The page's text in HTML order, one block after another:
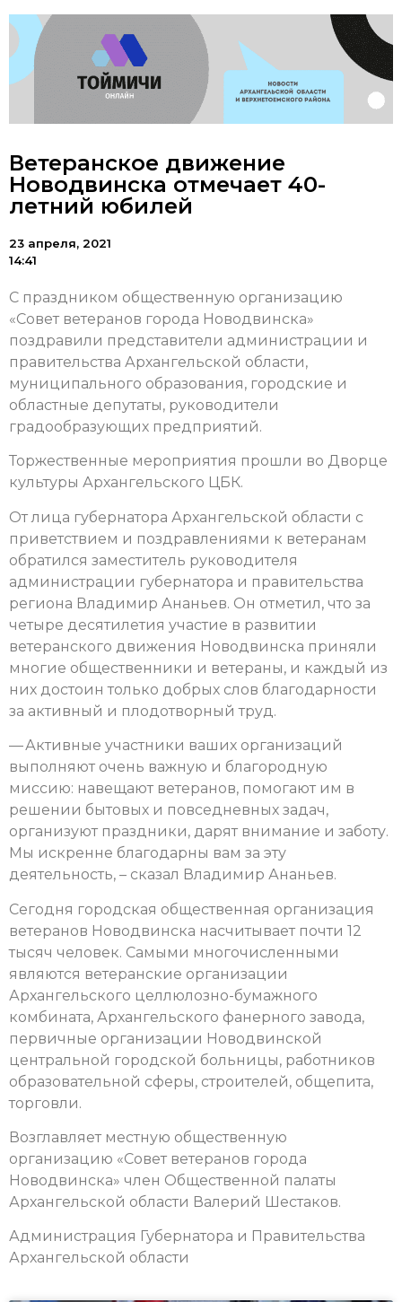
Ветеранское движение
Новодвинска отмечает 40-
летний юбилей
23 апреля, 2021
14:41
С праздником общественную организацию
«Совет ветеранов города Новодвинска»
поздравили представители администрации и
правительства Архангельской области,
муниципального образования, городские и
областные депутаты, руководители
градообразующих предприятий.
Торжественные мероприятия прошли во Дворце
культуры Архангельского ЦБК.
От лица губернатора Архангельской области с
приветствием и поздравлениями к ветеранам
обратился заместитель руководителя
администрации губернатора и правительства
региона Владимир Ананьев. Он отметил, что за
четыре десятилетия участие в развитии
ветеранского движения Новодвинска приняли
многие общественники и ветераны, и каждый из
них достоин только добрых слов благодарности
за активный и плодотворный труд.
— Активные участники ваших организаций
выполняют очень важную и благородную
миссию: навещают ветеранов, помогают им в
решении бытовых и повседневных задач,
организуют праздники, дарят внимание и заботу.
Мы искренне благодарны вам за эту
деятельность, – сказал Владимир Ананьев.
Сегодня городская общественная организация
ветеранов Новодвинска насчитывает почти 12
тысяч человек. Самыми многочисленными
являются ветеранские организации
Архангельского целлюлозно-бумажного
комбината, Архангельского фанерного завода,
первичные организации Новодвинской
центральной городской больницы, работников
образовательной сферы, строителей, общепита,
торговли.
Возглавляет местную общественную
организацию «Совет ветеранов города
Новодвинска» член Общественной палаты
Архангельской области Валерий Шестаков.
Администрация Губернатора и Правительства
Архангельской области